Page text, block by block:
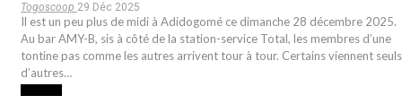
Togoscoop 29 Déc 2025
Il est un peu plus de midi à Adidogomé ce dimanche 28 décembre 2025.
Au bar AMY-B, sis à côté de la station-service Total, les membres d’une
tontine pas comme les autres arrivent tour à tour. Certains viennent
d’autres…